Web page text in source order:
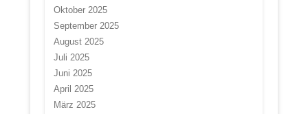
Oktober 2025
September 2025
August 2025
Juli 2025
Juni 2025
April 2025
März 2025